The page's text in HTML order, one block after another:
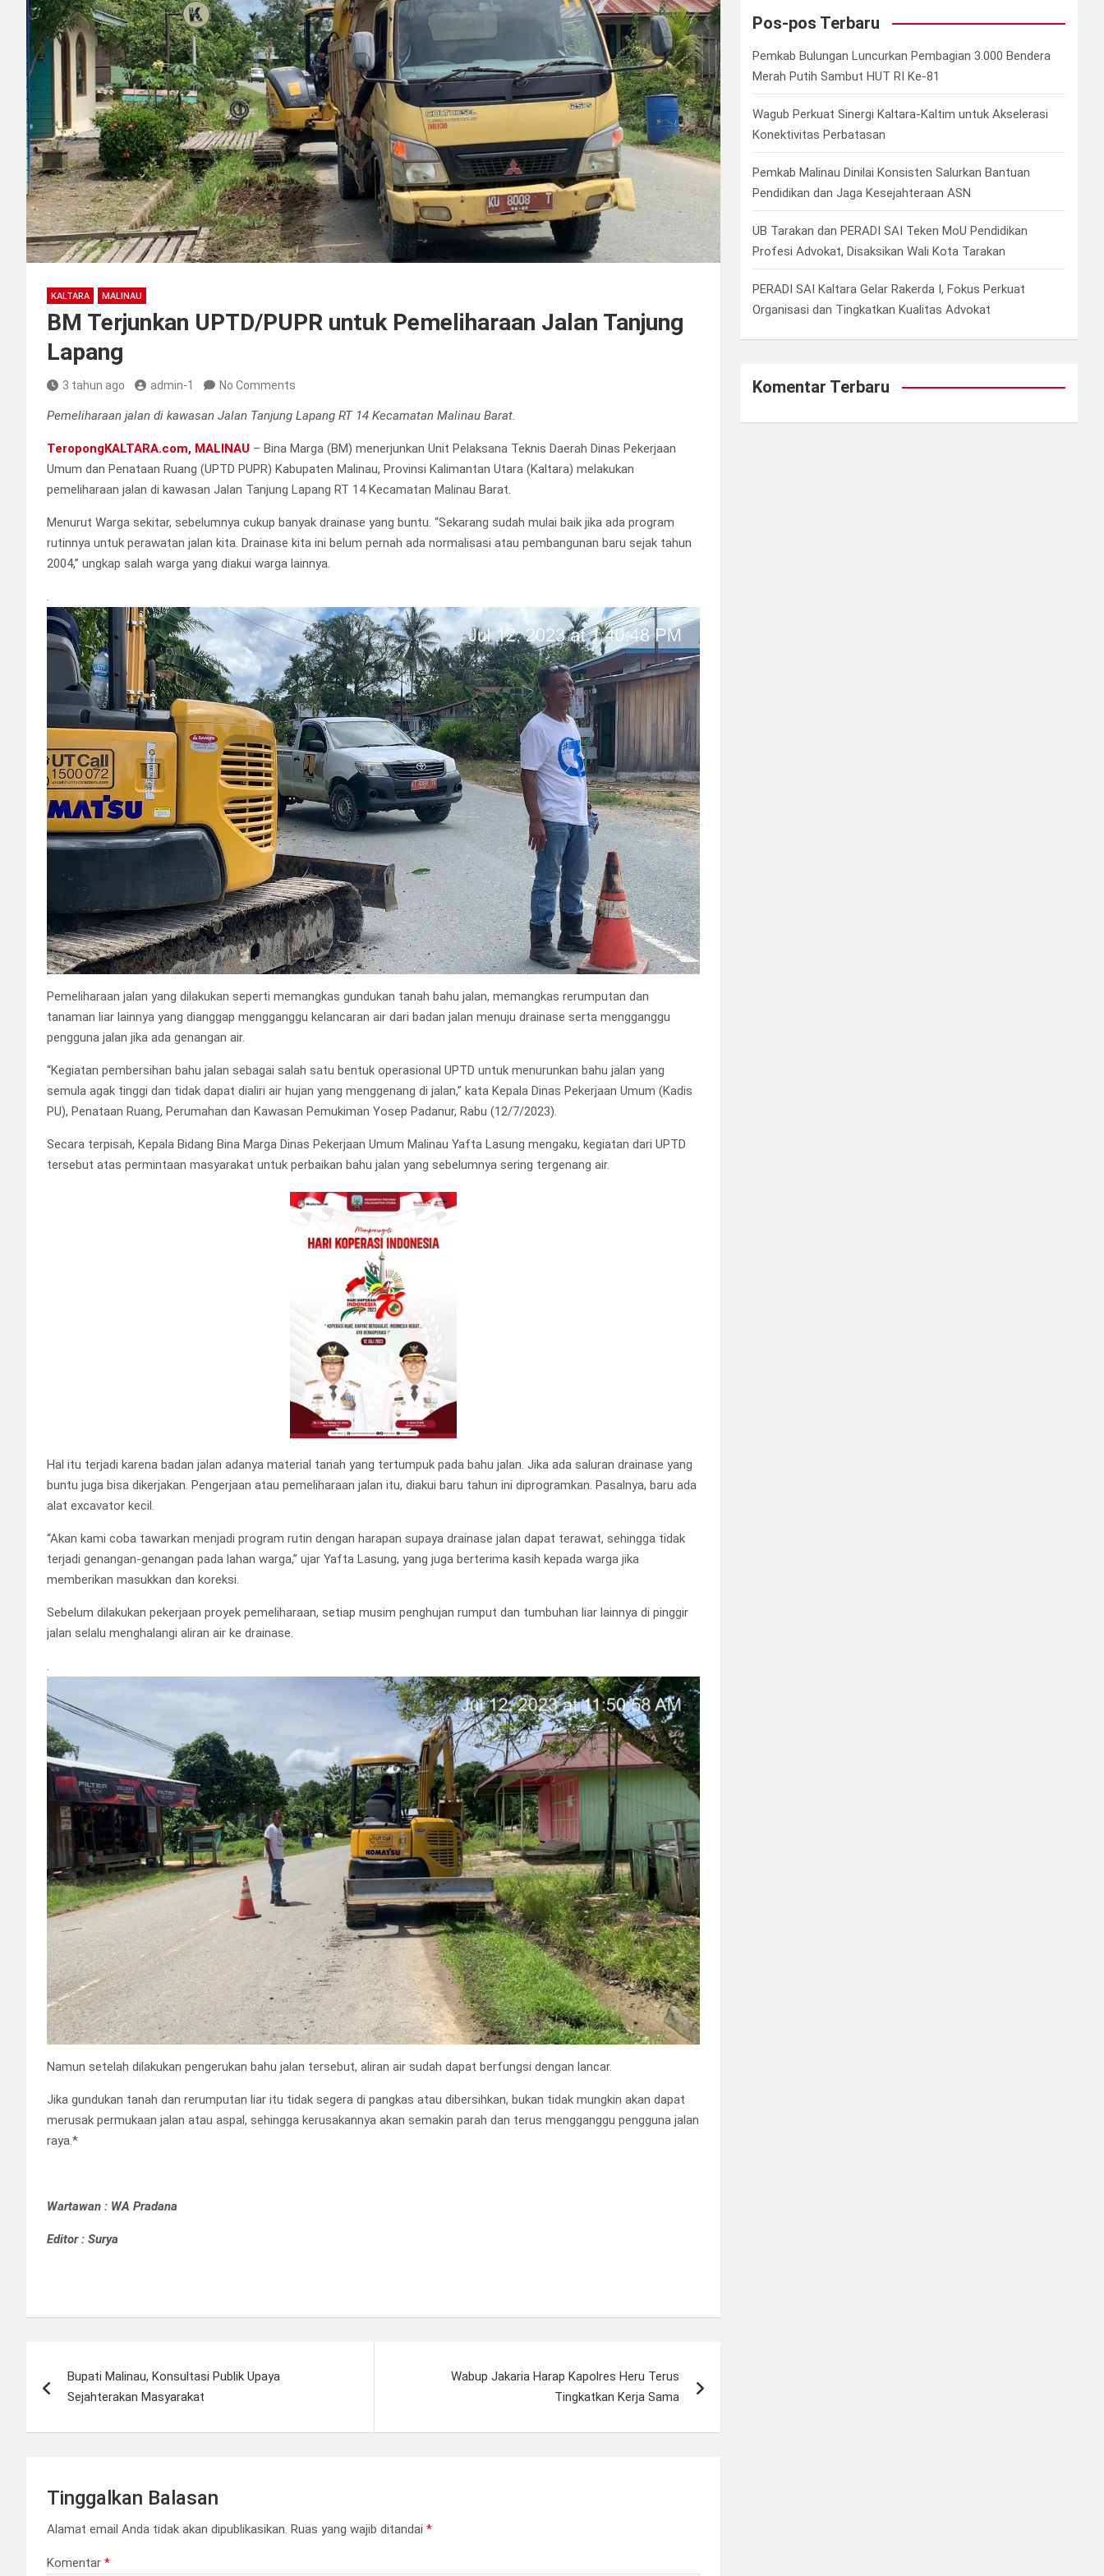
KALTARA MALINAU
BM Terjunkan UPTD/PUPR untuk Pemeliharaan Jalan Tanjung
Lapang
3 tahun ago admin-1 No Comments
Pemeliharaan jalan di kawasan Jalan Tanjung Lapang RT 14 Kecamatan Malinau Barat.
TeropongKALTARA.com, MALINAU – Bina Marga (BM) menerjunkan Unit Pelaksana Teknis Daerah Dinas Pekerjaan
Umum dan Penataan Ruang (UPTD PUPR) Kabupaten Malinau, Provinsi Kalimantan Utara (Kaltara) melakukan
pemeliharaan jalan di kawasan Jalan Tanjung Lapang RT 14 Kecamatan Malinau Barat.
Menurut Warga sekitar, sebelumnya cukup banyak drainase yang buntu. “Sekarang sudah mulai baik jika ada program
rutinnya untuk perawatan jalan kita. Drainase kita ini belum pernah ada normalisasi atau pembangunan baru sejak tahun
2004,” ungkap salah warga yang diakui warga lainnya.
.
Pemeliharaan jalan yang dilakukan seperti memangkas gundukan tanah bahu jalan, memangkas rerumputan dan
tanaman liar lainnya yang dianggap mengganggu kelancaran air dari badan jalan menuju drainase serta mengganggu
pengguna jalan jika ada genangan air.
“Kegiatan pembersihan bahu jalan sebagai salah satu bentuk operasional UPTD untuk menurunkan bahu jalan yang
semula agak tinggi dan tidak dapat dialiri air hujan yang menggenang di jalan,” kata Kepala Dinas Pekerjaan Umum (Kadis
PU), Penataan Ruang, Perumahan dan Kawasan Pemukiman Yosep Padanur, Rabu (12/7/2023).
Secara terpisah, Kepala Bidang Bina Marga Dinas Pekerjaan Umum Malinau Yafta Lasung mengaku, kegiatan dari UPTD
tersebut atas permintaan masyarakat untuk perbaikan bahu jalan yang sebelumnya sering tergenang air.
Hal itu terjadi karena badan jalan adanya material tanah yang tertumpuk pada bahu jalan. Jika ada saluran drainase yang
buntu juga bisa dikerjakan. Pengerjaan atau pemeliharaan jalan itu, diakui baru tahun ini diprogramkan. Pasalnya, baru ada
alat excavator kecil.
“Akan kami coba tawarkan menjadi program rutin dengan harapan supaya drainase jalan dapat terawat, sehingga tidak
terjadi genangan-genangan pada lahan warga,” ujar Yafta Lasung, yang juga berterima kasih kepada warga jika
memberikan masukkan dan koreksi.
Sebelum dilakukan pekerjaan proyek pemeliharaan, setiap musim penghujan rumput dan tumbuhan liar lainnya di pinggir
jalan selalu menghalangi aliran air ke drainase.
.
Namun setelah dilakukan pengerukan bahu jalan tersebut, aliran air sudah dapat berfungsi dengan lancar.
Jika gundukan tanah dan rerumputan liar itu tidak segera di pangkas atau dibersihkan, bukan tidak mungkin akan dapat
merusak permukaan jalan atau aspal, sehingga kerusakannya akan semakin parah dan terus mengganggu pengguna jalan
raya.*
Wartawan : WA Pradana
Editor : Surya
posBupati Malinau, Konsultasi Publik Upaya
Sejahterakan Masyarakat
Wabup Jakaria Harap Kapolres Heru Terus
Tingkatkan Kerja Sama
Tinggalkan Balasan
Alamat email Anda tidak akan dipublikasikan. Ruas yang wajib ditandai *
Komentar *
c
Pos-pos Terbaru
Pemkab Bulungan Luncurkan Pembagian 3.000 Bendera
Merah Putih Sambut HUT RI Ke-81
Wagub Perkuat Sinergi Kaltara-Kaltim untuk Akselerasi
Konektivitas Perbatasan
Pemkab Malinau Dinilai Konsisten Salurkan Bantuan
Pendidikan dan Jaga Kesejahteraan ASN
UB Tarakan dan PERADI SAI Teken MoU Pendidikan
Profesi Advokat, Disaksikan Wali Kota Tarakan
PERADI SAI Kaltara Gelar Rakerda I, Fokus Perkuat
Organisasi dan Tingkatkan Kualitas Advokat
Komentar Terbaru